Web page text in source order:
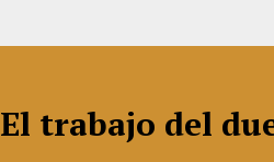
El trabajo del